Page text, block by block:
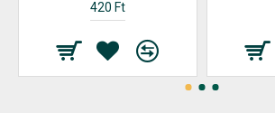
420 Ft